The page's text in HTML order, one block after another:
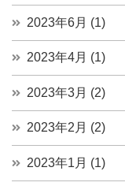
2023年6月 (1)
2023年4月 (1)
2023年3月 (2)
2023年2月 (2)
2023年1月 (1)